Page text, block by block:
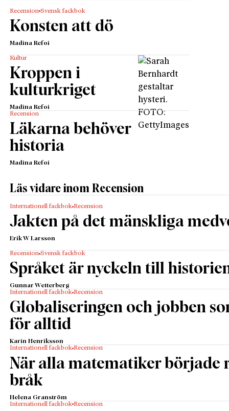
Recension Svensk fackbok
Konsten att dö
Madina Refoi
Kultur
Kroppen i
kulturkriget
Madina Refoi
Recension
Läkarna behöver
historia
Madina Refoi
Läs vidare inom Recension
Internationell fackbok Recension
Jakten på det mänskliga
Erik W Larsson
Recension Svensk fackbok
Språket är nyckeln till
Gunnar Wetterberg
Internationell fackbok Recension
Globaliseringen och jobben
för alltid
Karin Henriksson
Internationell fackbok Recension
När alla matematiker började
bråk
Helena Granström
Internationell fackbok Recension